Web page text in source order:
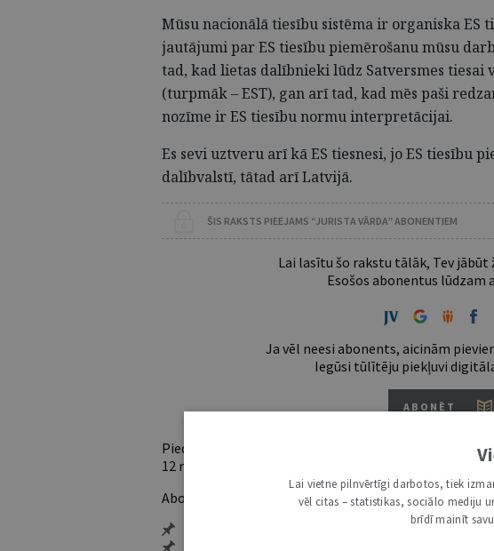
Mūsu nacionālā tiesību sistēma ir organiska ES
jautājumi par ES tiesību piemērošanu mūsu
tad, kad lietas dalībnieki lūdz Satversmes tiesai
(turpmāk – EST), gan arī tad, kad mēs paši
nozīme ir ES tiesību normu interpretācijai.
Es sevi uztveru arī kā ES tiesnesi, jo ES tiesību
dalībvalstī, tātad arī Latvijā.
ŠIS RAKSTS PIEEJAMS “JURISTA VĀRDA” ABONENTIEM
Lai lasītu šo rakstu tālāk, Tev
Esošos abonentus lūdzam
Ja vēl neesi abonents, aicinām
Iegūsi tūlītēju piekļuvi
ABONĒT
Piedāvājam trīs abonementu veidus. Vienam
12 mēnešiem).
Abonentu ieguvumi:
Lai vietne pilnvērtīgi darbotos, tiek
vēl citas – statistikas, sociālo mediju
brīdī mainīt